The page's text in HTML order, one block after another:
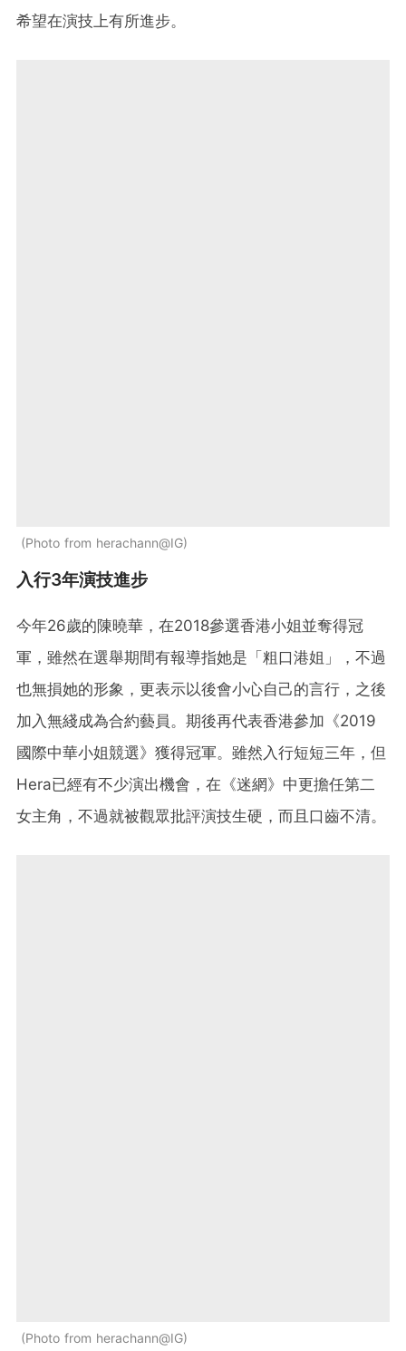
希望在演技上有所進步。
Photo from herachann@IG
入行3年演技進步
今年26歲的陳曉華，在2018參選香港小姐並奪得冠
軍，雖然在選舉期間有報導指她是「粗口港姐」，不過
也無損她的形象，更表示以後會小心自己的言行，之後
加入無綫成為合約藝員。期後再代表香港參加《2019
國際中華小姐競選》獲得冠軍。雖然入行短短三年，但
Hera已經有不少演出機會，在《迷網》中更擔任第二
女主角，不過就被觀眾批評演技生硬，而且口齒不清。
Photo from herachann@IG